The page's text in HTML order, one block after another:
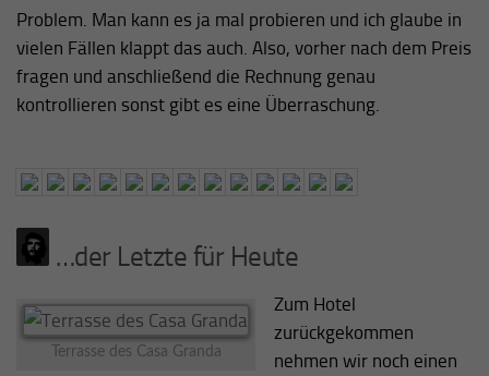
Problem. Man kann es ja mal probieren und ich glaube in
vielen Fällen klappt das auch. Also, vorher nach dem Preis
fragen und anschließend die Rechnung genau
kontrollieren sonst gibt es eine Überraschung.
…der Letzte für Heute
Terrasse des Casa Granda
Zum Hotel
zurückgekommen
nehmen wir noch einen